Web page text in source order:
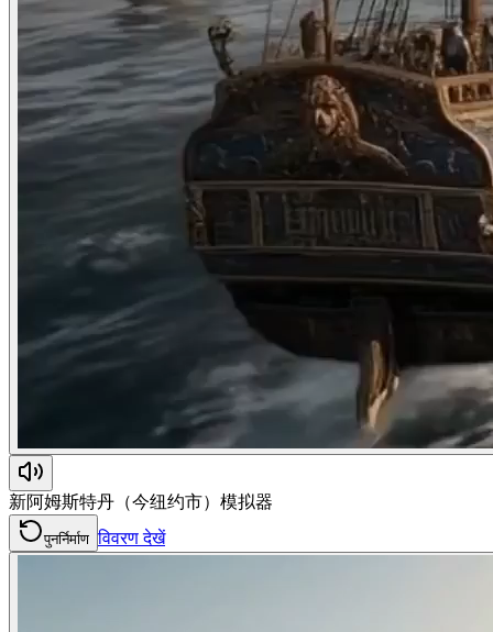
新阿姆斯特丹（今纽约市）模拟器
पुनर्निर्माण विवरण देखें